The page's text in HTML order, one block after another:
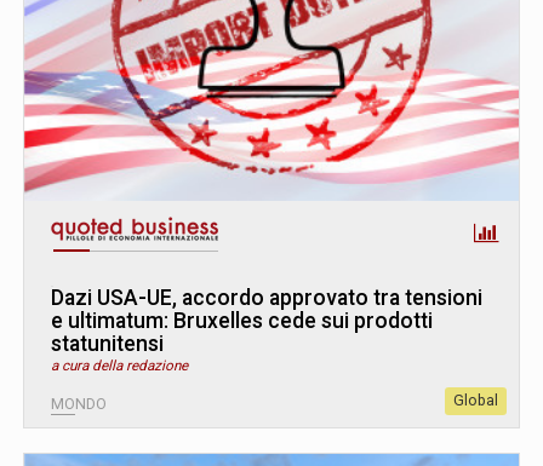
Dazi USA-UE, accordo approvato tra tensioni
e ultimatum: Bruxelles cede sui prodotti
statunitensi
a cura della redazione
MONDO Global